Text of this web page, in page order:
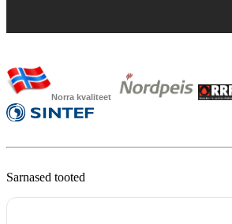
Norra kvaliteet
Sarnased tooted